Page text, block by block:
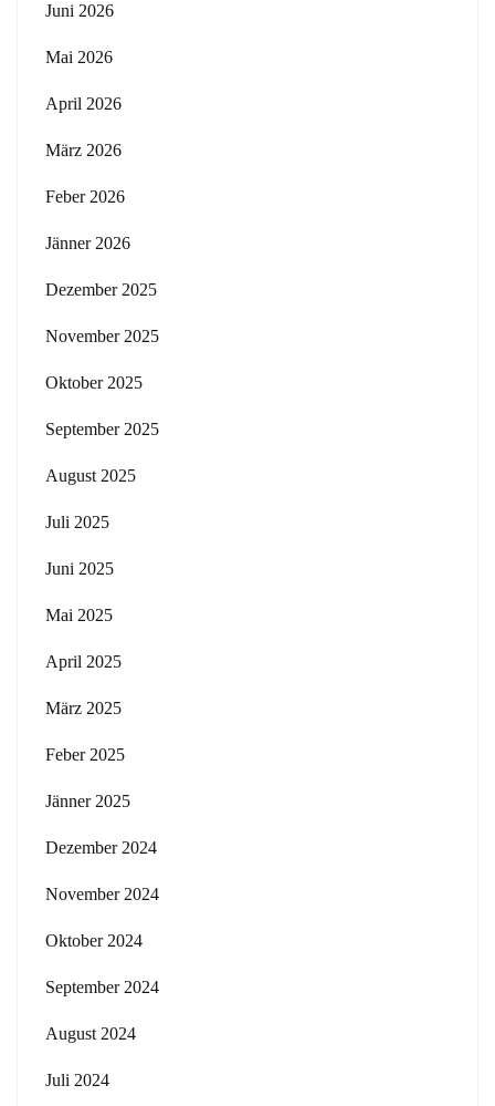
Juni 2026
Mai 2026
April 2026
März 2026
Feber 2026
Jänner 2026
Dezember 2025
November 2025
Oktober 2025
September 2025
August 2025
Juli 2025
Juni 2025
Mai 2025
April 2025
März 2025
Feber 2025
Jänner 2025
Dezember 2024
November 2024
Oktober 2024
September 2024
August 2024
Juli 2024